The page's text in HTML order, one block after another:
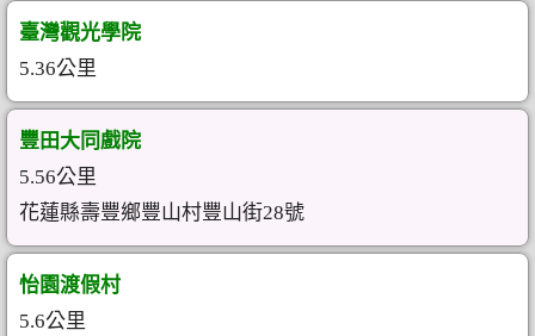
臺灣觀光學院
5.36公里
豐田大同戲院
5.56公里
花蓮縣壽豐鄉豐山村豐山街28號
怡園渡假村
5.6公里